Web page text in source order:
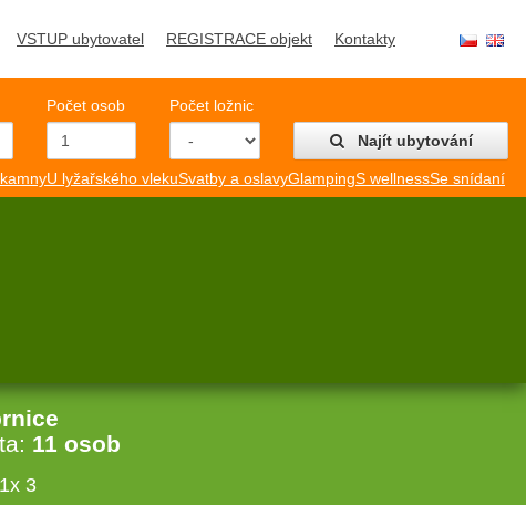
VSTUP ubytovatel REGISTRACE objekt Kontakty
Počet osob
Počet ložnic
Najít ubytování
U lyžařského vlekuSvatby a oslavyGlampingS wellnessSe snídaní
11 osob
3